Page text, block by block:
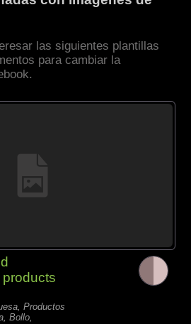
las siguientes plantillas
para cambiar la
Productos
Bollo,